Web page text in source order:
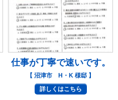
仕事が丁寧で速いです。
【 沼津市 H・K 様邸 】
詳しくはこちら